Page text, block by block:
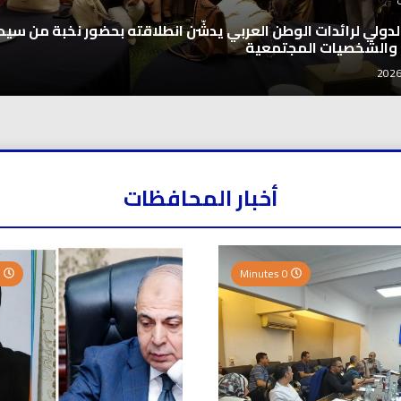
الدولي لرائدات الوطن العربي يدشّن انطلاقته بحضور نخبة من
والشخصيات المجتمعية
أخبار المحافظات